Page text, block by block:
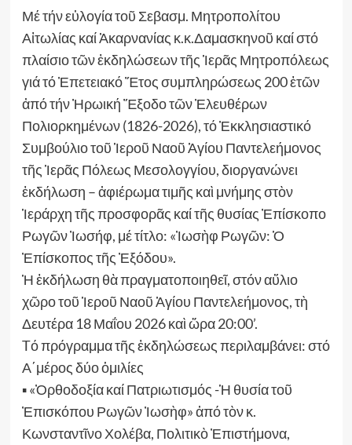
Μέ τήν εὐλογία τοῦ Σεβασμ. Μητροπολίτου
Αἰτωλίας καί Ἀκαρνανίας κ.κ.Δαμασκηνοῦ καί στό
πλαίσιο τῶν ἐκδηλώσεων τῆς Ἱερᾶς Μητροπόλεως
γιά τό Ἐπετειακό Ἔτος συμπληρώσεως 200 ἐτῶν
ἀπό τήν Ἠρωική Ἔξοδο τῶν Ἐλευθέρων
Πολιορκημένων (1826-2026), τό Ἐκκλησιαστικό
Συμβούλιο τοῦ Ἱεροῦ Ναοῦ Ἁγίου Παντελεήμονος
τῆς Ἱερᾶς Πόλεως Μεσολογγίου, διοργανώνει
ἐκδήλωση – ἀφιέρωμα τιμῆς καὶ μνήμης στὸν
Ἱεράρχη τῆς προσφορᾶς καί τῆς θυσίας Ἐπίσκοπο
Ρωγῶν Ἰωσήφ, μέ τίτλο: «Ἰωσὴφ Ρωγῶν: Ὁ
Ἐπίσκοπος τῆς Ἐξόδου».
Ἡ ἐκδήλωση θὰ πραγματοποιηθεῖ, στόν αὔλιο
χῶρο τοῦ Ἱεροῦ Ναοῦ Ἁγίου Παντελεήμονος, τὴ
Δευτέρα 18 Μαΐου 2026 καὶ ὥρα 20:00’.
Tό πρόγραμμα τῆς ἐκδηλώσεως περιλαμβάνει: στό
Α΄μέρος δύο ὁμιλίες
▪ «Ὀρθοδοξία καί Πατριωτισμός -Ἡ θυσία τοῦ
Ἐπισκόπου Ρωγῶν Ἰωσὴφ» ἀπό τὸν κ.
Κωνσταντῖνο Χολέβα, Πολιτικὸ Ἐπιστήμονα,